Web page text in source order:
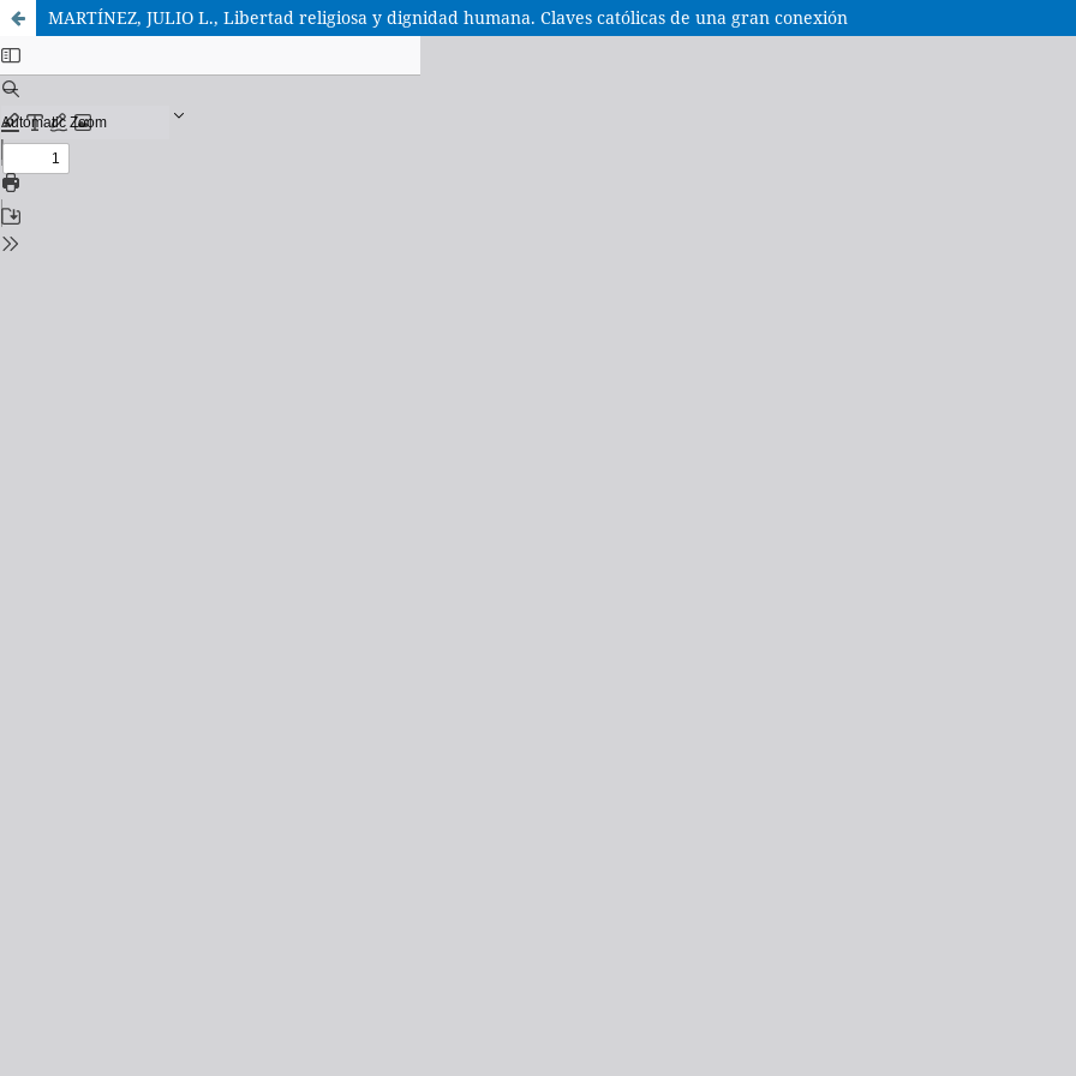
MARTÍNEZ, JULIO L., Libertad religiosa y dignidad humana. Claves católicas de una gran conexión